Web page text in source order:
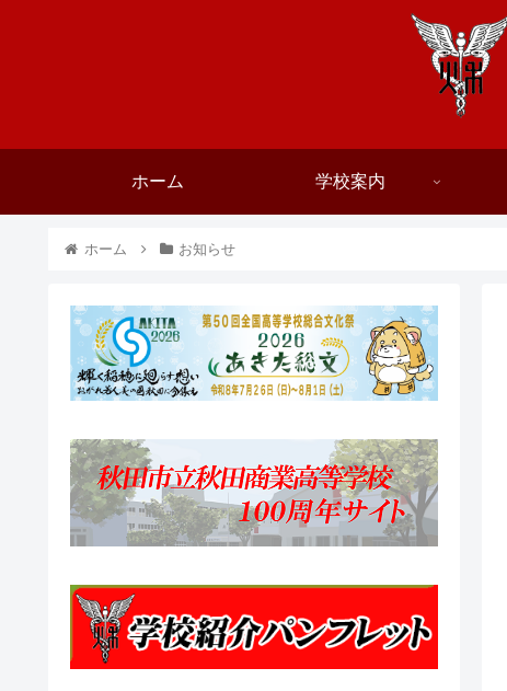
ホーム 学校案内
ホーム お知らせ